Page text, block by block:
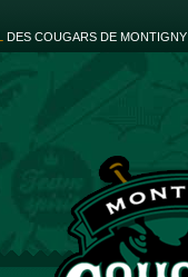
DES COUGARS DE MONTIGNY